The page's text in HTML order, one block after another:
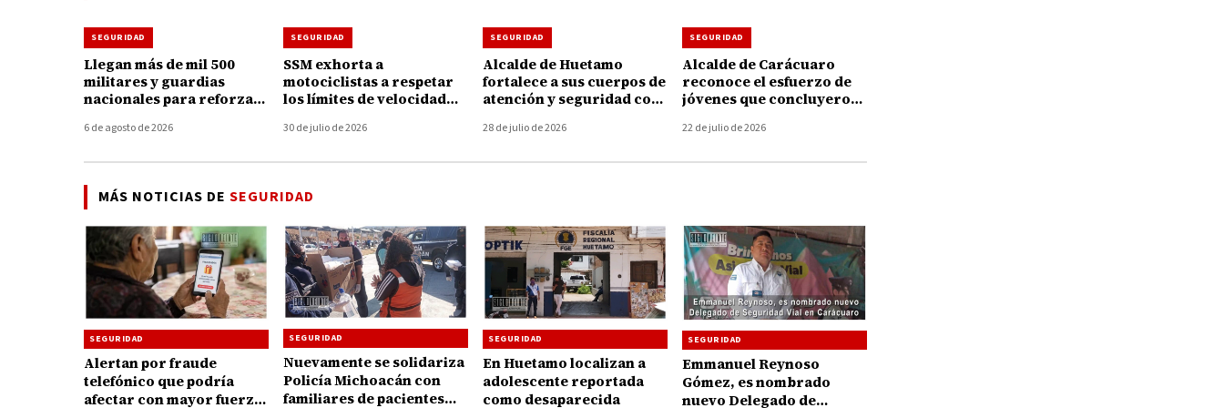
SEGURIDAD
Llegan más de mil 500
militares y guardias
nacionales para reforzar
Michoacán
6 de agosto de 2026
SEGURIDAD
SSM exhorta a
motociclistas a respetar
los límites de velocidad
graves durante
30 de julio de 2026
SEGURIDAD
Alcalde de Huetamo
fortalece a sus cuerpos de
atención y seguridad con
28 de julio de 2026
SEGURIDAD
Alcalde de Carácuaro
reconoce el esfuerzo de
jóvenes que concluyeron
Protección Civil
22 de julio de 2026
MÁS NOTICIAS DE SEGURIDAD
SEGURIDAD
Alertan por fraude
telefónico que podría
afectar con mayor fuerza
SEGURIDAD
Nuevamente se solidariza
Policía Michoacán con
familiares de pacientes
SEGURIDAD
En Huetamo localizan a
adolescente reportada
como desaparecida
SEGURIDAD
Emmanuel Reynoso
Gómez, es nombrado
nuevo Delegado de